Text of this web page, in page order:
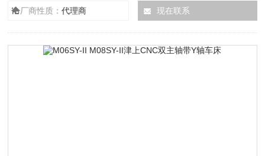
厂商性质：代理商 现在联系